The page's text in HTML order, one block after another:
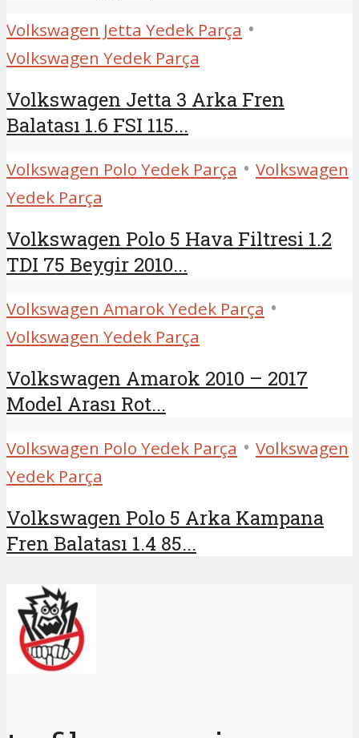
Volkswagen Jetta Yedek Parça •
Volkswagen Yedek Parça
Volkswagen Jetta 3 Arka Fren
Balatası 1.6 FSI 115...
Volkswagen Polo Yedek Parça • Volkswagen
Yedek Parça
Volkswagen Polo 5 Hava Filtresi 1.2
TDI 75 Beygir 2010...
Volkswagen Amarok Yedek Parça •
Volkswagen Yedek Parça
Volkswagen Amarok 2010 – 2017
Model Arası Rot...
Volkswagen Polo Yedek Parça • Volkswagen
Yedek Parça
Volkswagen Polo 5 Arka Kampana
Fren Balatası 1.4 85...